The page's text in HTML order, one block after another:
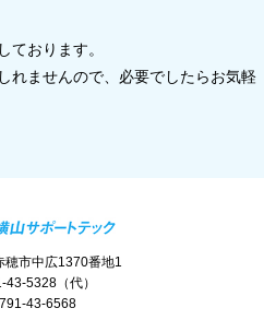
ております。
れませんので、必要でしたらお気軽
穂市中広1370番地1
43-5328（代）
43-6568